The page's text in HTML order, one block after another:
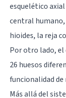
esquelético
central humano,
hioides, la reja
Por otro lado,
26 huesos
funcionalidad
Más allá del